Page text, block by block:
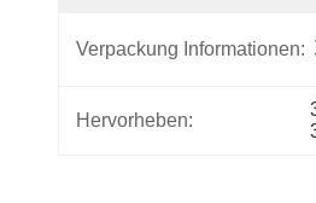
Verpackung Informationen:
Hervorheben: